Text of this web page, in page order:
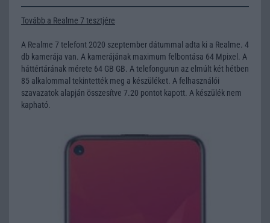
Tovább a Realme 7 tesztjére
A Realme 7 telefont 2020 szeptember dátummal adta ki a Realme. 4
db kamerája van. A kamerájának maximum felbontása 64 Mpixel. A
háttértárának mérete 64 GB GB. A telefongurun az elmúlt két hétben
85 alkalommal tekintették meg a készüléket. A felhasználói
szavazatok alapján összesítve 7.20 pontot kapott. A készülék nem
kapható.